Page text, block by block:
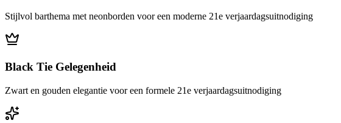
Stijlvol barthema met neonborden voor een moderne 21e verjaardagsuitnodiging
Black Tie Gelegenheid
Zwart en gouden elegantie voor een formele 21e verjaardagsuitnodiging